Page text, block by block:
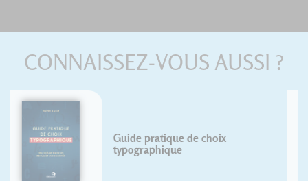
CONNAISSEZ-VOUS AUSSI ?
Crónica de la forma